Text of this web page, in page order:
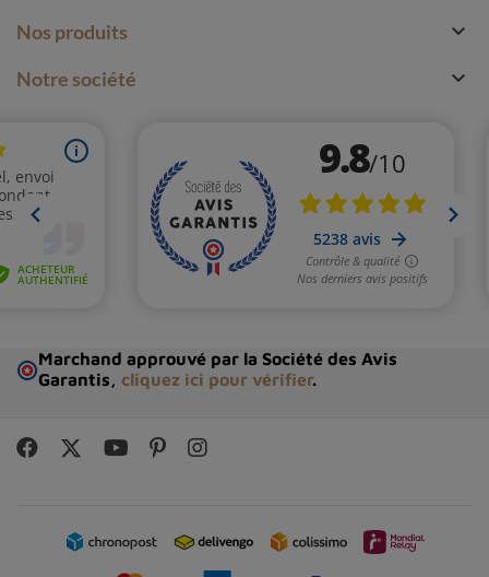
Nos produits 
Notre société 
Marchand approuvé par la Société des Avis
Garantis, cliquez ici pour vérifier.